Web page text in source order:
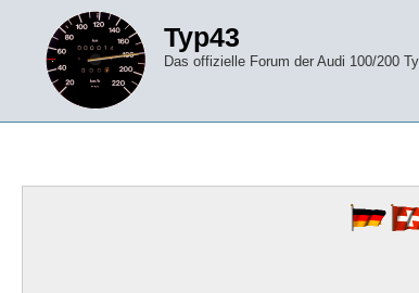
Typ43
Das offizielle Forum der Audi 100/200